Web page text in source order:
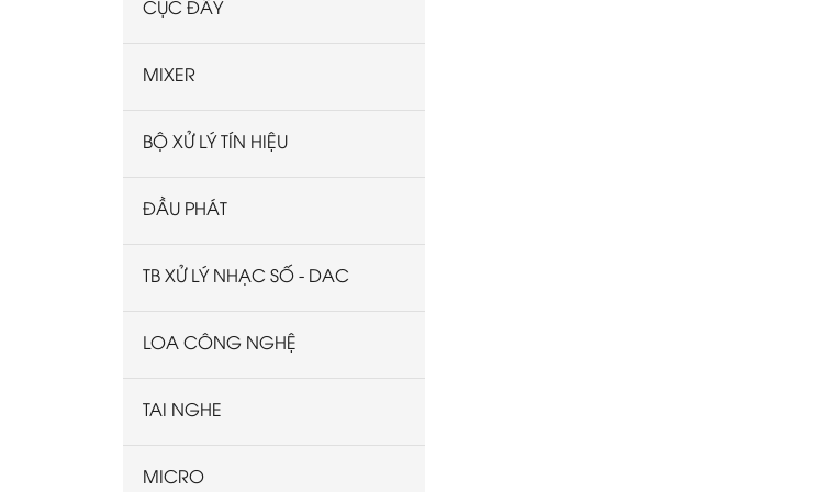
CỤC ĐẨY
MIXER
BỘ XỬ LÝ TÍN HIỆU
ĐẦU PHÁT
TB XỬ LÝ NHẠC SỐ - DAC
LOA CÔNG NGHỆ
TAI NGHE
MICRO